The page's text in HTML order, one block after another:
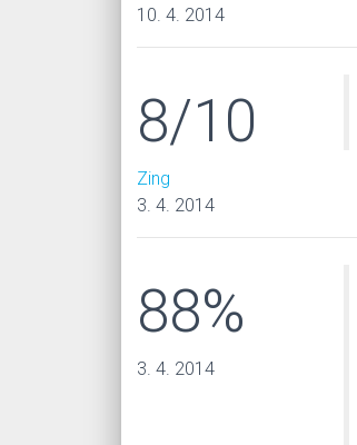
10. 4. 2014
8/10
Zing
3. 4. 2014
88%
3. 4. 2014